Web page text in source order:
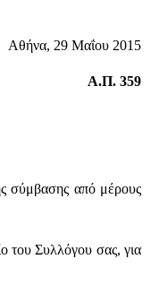
Αθήνα, 29 Μαΐου 2015
Α.Π. 359
σύμβασης από μέρους
του Συλλόγου σας, για